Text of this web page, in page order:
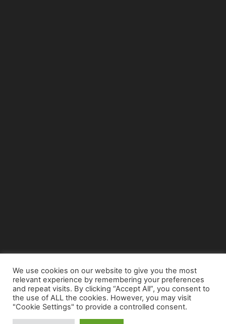
© Copyright 2015 - www.airnews.gr
We use cookies on our website to give you the most
relevant experience by remembering your preferences
and repeat visits. By clicking “Accept All”, you consent to
the use of ALL the cookies. However, you may visit
"Cookie Settings" to provide a controlled consent.